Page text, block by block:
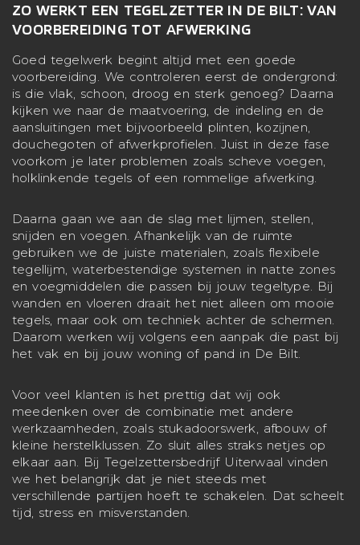
ZO WERKT EEN TEGELZETTER IN DE BILT: VAN
VOORBEREIDING TOT AFWERKING
Goed tegelwerk begint altijd met een goede
voorbereiding. We controleren eerst de ondergrond:
is die vlak, schoon, droog en sterk genoeg? Daarna
kijken we naar de maatvoering, de indeling en de
aansluitingen met bijvoorbeeld plinten, kozijnen,
douchegoten of afwerkprofielen. Juist in deze fase
voorkom je later problemen zoals scheve voegen,
holklinkende tegels of een rommelige afwerking.
Daarna gaan we aan de slag met lijmen, stellen,
snijden en voegen. Afhankelijk van de ruimte
gebruiken we de juiste materialen, zoals flexibele
tegellijm, waterbestendige systemen in natte zones
en voegmiddelen die passen bij jouw tegeltype. Bij
wanden en vloeren draait het niet alleen om mooie
tegels, maar ook om techniek achter de schermen.
Daarom werken wij volgens een aanpak die past bij
het vak en bij jouw woning of pand in De Bilt.
Voor veel klanten is het prettig dat wij ook
meedenken over de combinatie met andere
werkzaamheden, zoals stukadoorswerk, afbouw of
kleine herstelklussen. Zo sluit alles straks netjes op
elkaar aan. Bij Tegelzettersbedrijf Uiterwaal vinden
we het belangrijk dat je niet steeds met
verschillende partijen hoeft te schakelen. Dat scheelt
tijd, stress en misverstanden.